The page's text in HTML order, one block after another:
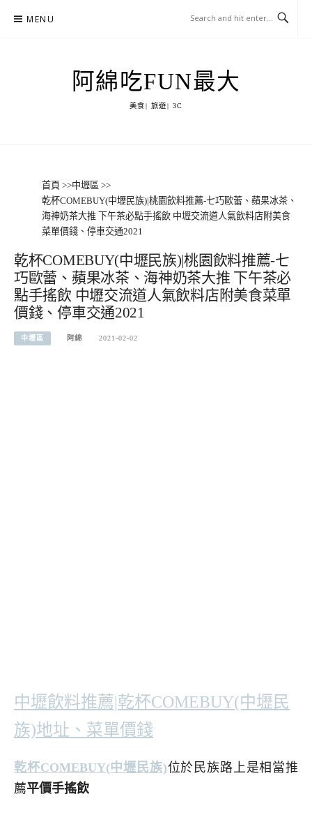
MENU
阿綿吃FUN最大
美食| 旅遊| 3C
首頁 >>中壢區 >>
乾杯COMEBUY(中壢民族)|桃園飲料推薦-七巧歐蕾、蘋果冰茶、
海神奶茶大推 下午茶必點手搖飲 中壢交流道人氣飲料店附美食
菜單價錢、停車交通2021
乾杯COMEBUY(中壢民族)|桃園飲料推薦-七
巧歐蕾、蘋果冰茶、海神奶茶大推 下午茶必
點手搖飲 中壢交流道人氣飲料店附美食菜單
價錢、停車交通2021
中壢區 阿綿 2021-02-02
中壢飲料推薦|乾杯COMEBUY(中壢民
族)地址、菜單價錢
乾杯COMEBUY(中壢民族)位於民族路上是相當推
薦平價手搖飲